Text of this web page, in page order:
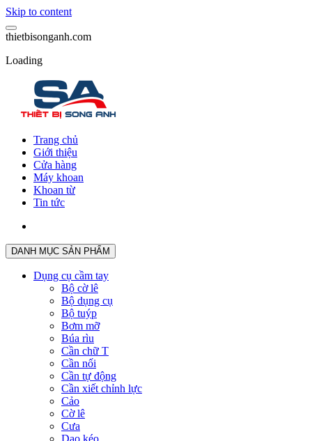
Skip to content
thietbisonganh.com
Loading
Trang chủ
Giới thiệu
Cửa hàng
Máy khoan
Khoan từ
Tin tức
DANH MỤC SẢN PHẨM
Dụng cụ cầm tay
Bộ cờ lê
Bộ dụng cụ
Bộ tuýp
Bơm mỡ
Búa rìu
Cần chữ T
Cần nối
Cần tự động
Cần xiết chỉnh lực
Cảo
Cờ lê
Cưa
Dao kéo